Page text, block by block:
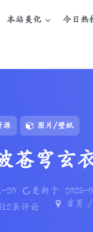
源 图片/壁纸
苍穹玄
20 更新于
2025-
12 条评论 首页
本站美化 今日热